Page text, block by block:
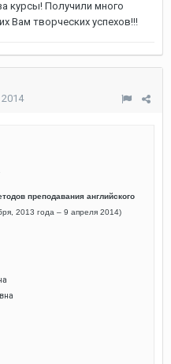
курсы! Получили много
Вам творческих успехов!!!
преподавания английского
2013 года – 9 апреля 2014)